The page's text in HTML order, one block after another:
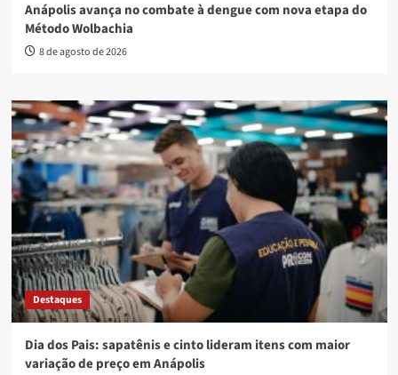
Anápolis avança no combate à dengue com nova etapa do
Método Wolbachia
8 de agosto de 2026
Destaques
Dia dos Pais: sapatênis e cinto lideram itens com maior
variação de preço em Anápolis